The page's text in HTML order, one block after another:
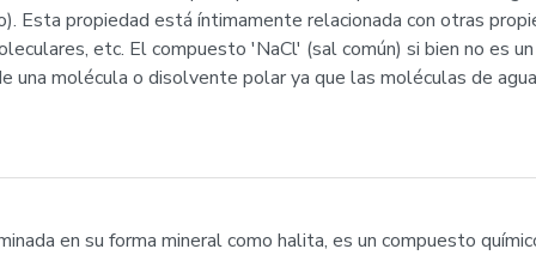
Esta propiedad está íntimamente relacionada con otras
etc. El compuesto 'NaCl' (sal común) si bien no es
una molécula o disolvente polar ya que las moléculas de
en su forma mineral como halita, es un compuesto